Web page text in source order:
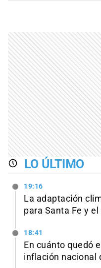
LO ÚLTIMO
19:16
La adaptación
para Santa Fe y el
18:41
En cuánto quedó
inflación nacional